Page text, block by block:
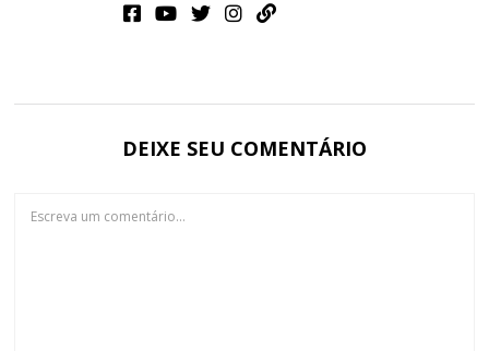
DEIXE SEU COMENTÁRIO